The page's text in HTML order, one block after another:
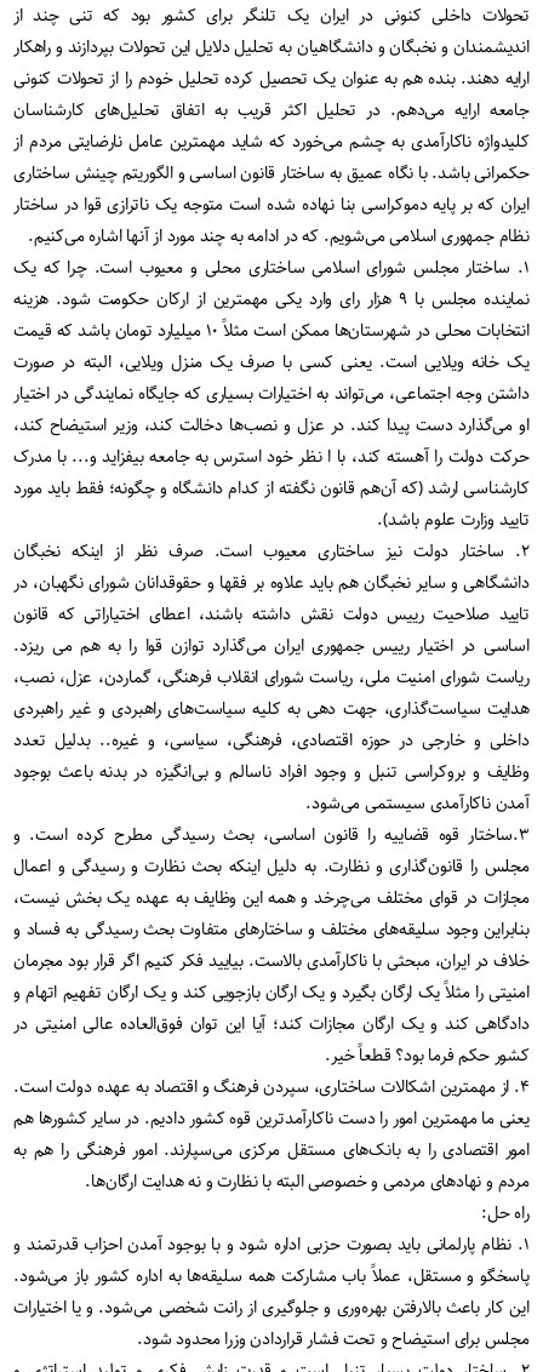
تحولات داخلی کنونی در ایران یک تلنگر برای کشور بود که تنی چند از
اندیشمندان و نخبگان و دانشگاهیان به تحلیل دلایل این تحولات بپردازند و راهکار
ارایه دهند. بنده هم به عنوان یک تحصیل کرده تحلیل خودم را از تحولات کنونی
جامعه ارایه می‌دهم. در تحلیل اکثر قریب به اتفاق تحلیل‌های کارشناسان
کلیدواژه ناکارآمدی به چشم می‌خورد که شاید مهمترین عامل نارضایتی مردم از
حکمرانی باشد. با نگاه عمیق به ساختار قانون اساسی و الگوریتم چینش ساختاری
ایران که بر پایه دموکراسی بنا نهاده شده است متوجه یک ناترازی قوا در ساختار
نظام جمهوری اسلامی می‌شویم. که در ادامه به چند مورد از آنها اشاره می‌کنیم.
۱. ساختار مجلس شورای اسلامی ساختاری محلی و معیوب است. چرا که یک
نماینده مجلس با ۹ هزار رای وارد یکی مهمترین از ارکان حکومت شود. هزینه
انتخابات محلی در شهرستان‌ها ممکن است مثلاً ۱۰ میلیارد تومان باشد که قیمت
یک خانه ویلایی است. یعنی کسی با صرف یک منزل ویلایی، البته در صورت
داشتن وجه اجتماعی، می‌تواند به اختیارات بسیاری که جایگاه نمایندگی در اختیار
او می‌گذارد دست پیدا کند. در عزل و نصب‌ها دخالت کند، وزیر استیضاح کند،
حرکت دولت را آهسته کند، با ا نظر خود استرس به جامعه بیفزاید و... با مدرک
کارشناسی ارشد (که آن‌هم قانون نگفته از کدام دانشگاه و چگونه؛ فقط باید مورد
تایید وزارت علوم باشد).
۲. ساختار دولت نیز ساختاری معیوب است. صرف نظر از اینکه نخبگان
دانشگاهی و سایر نخبگان هم باید علاوه بر فقها و حقوقدانان شورای نگهبان، در
تایید صلاحیت رییس دولت نقش داشته باشند، اعطای اختیاراتی که قانون
اساسی در اختیار رییس جمهوری ایران می‌گذارد توازن قوا را به هم می ریزد.
ریاست شورای امنیت ملی، ریاست شورای انقلاب فرهنگی، گماردن، عزل، نصب،
هدایت سیاست‌گذاری، جهت دهی به کلیه سیاست‌های راهبردی و غیر راهبردی
داخلی و خارجی در حوزه اقتصادی، فرهنگی، سیاسی، و غیره.. بدلیل تعدد
وظایف و بروکراسی تنبل و وجود افراد ناسالم و بی‌انگیزه در بدنه باعث بوجود
آمدن ناکارآمدی سیستمی می‌شود.
۳.ساختار قوه قضاییه را قانون اساسی، بحث رسیدگی مطرح کرده است. و
مجلس را قانون‌گذاری و نظارت. به دلیل اینکه بحث نظارت و رسیدگی و اعمال
مجازات در قوای مختلف می‌چرخد و همه این وظایف به عهده یک بخش نیست،
بنابراین وجود سلیقه‌های مختلف و ساختارهای متفاوت بحث رسیدگی به فساد و
خلاف در ایران، مبحثی با ناکارآمدی بالاست. بیایید فکر کنیم اگر قرار بود مجرمان
امنیتی را مثلاً یک ارگان بگیرد و یک ارگان بازجویی کند و یک ارگان تفهیم اتهام و
دادگاهی کند و یک ارگان مجازات کند؛ آیا این توان فوق‌العاده عالی امنیتی در
کشور حکم فرما بود؟ قطعاً خیر.
۴. از مهمترین اشکالات ساختاری، سپردن فرهنگ و اقتصاد به عهده دولت است.
یعنی ما مهمترین امور را دست ناکارآمدترین قوه کشور دادیم. در سایر کشورها هم
امور اقتصادی را به بانک‌های مستقل مرکزی می‌سپارند. امور فرهنگی را هم به
مردم و نهادهای مردمی و خصوصی البته با نظارت و نه هدایت ارگان‌ها.
راه حل:
۱. نظام پارلمانی باید بصورت حزبی اداره شود و با بوجود آمدن احزاب قدرتمند و
پاسخگو و مستقل، عملاً باب مشارکت همه سلیقه‌ها به اداره کشور باز می‌شود.
این کار باعث بالارفتن بهره‌وری و جلوگیری از رانت شخصی می‌شود. و یا اختیارات
مجلس برای استیضاح و تحت فشار قراردادن وزرا محدود شود.